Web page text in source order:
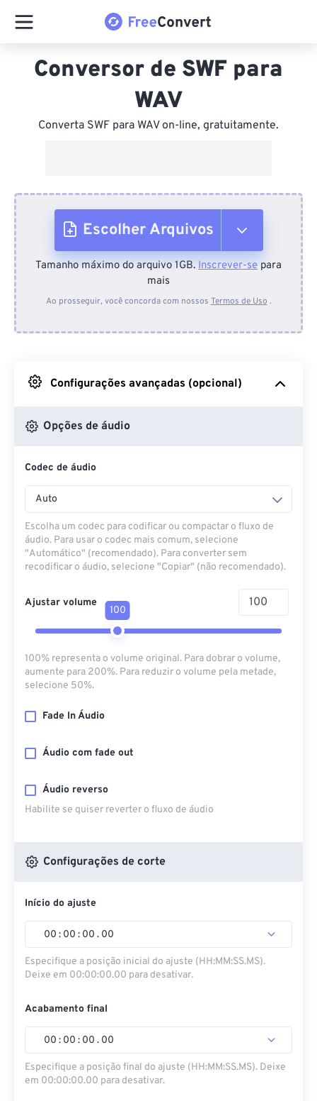
Conversor de SWF para
WAV
Converta SWF para WAV on-line, gratuitamente.
Escolher Arquivos
Do dispositivo
Do Google Drive
Do OneDrive
Tamanho máximo do arquivo 1GB. Inscrever-se para
mais
Ao prosseguir, você concorda com nossos Termos de Uso .
Configurações avançadas (opcional)
Opções de áudio
Codec de áudio
Auto
Escolha um codec para codificar ou compactar o fluxo de
áudio. Para usar o codec mais comum, selecione
"Automático" (recomendado). Para converter sem
recodificar o áudio, selecione "Copiar" (não recomendado).
Ajustar volume
100
100% representa o volume original. Para dobrar o volume,
aumente para 200%. Para reduzir o volume pela metade,
selecione 50%.
Fade In Áudio
Áudio com fade out
Áudio reverso
Habilite se quiser reverter o fluxo de áudio
Configurações de corte
Início do ajuste
00 : 00 : 00 . 00
Especifique a posição inicial do ajuste (HH:MM:SS.MS).
Deixe em 00:00:00.00 para desativar.
Acabamento final
00 : 00 : 00 . 00
Especifique a posição final do ajuste (HH:MM:SS.MS). Deixe
em 00:00:00.00 para desativar.